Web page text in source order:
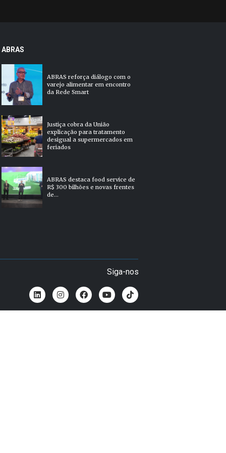
ABRAS
ABRAS reforça diálogo com o
varejo alimentar em encontro
da Rede Smart
Justiça cobra da União
explicação para tratamento
desigual a supermercados em
feriados
ABRAS destaca food service de
R$ 300 bilhões e novas frentes
de...
Siga-nos